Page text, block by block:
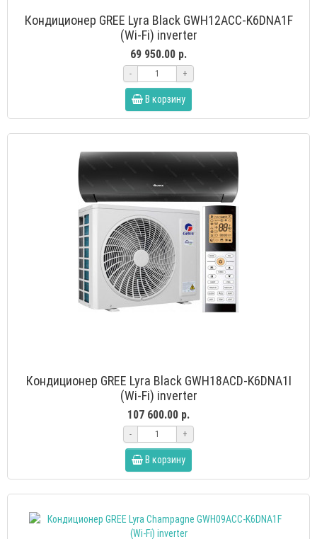
Кондиционер GREE Lyra Black GWH12ACC-K6DNA1F
(Wi-Fi) inverter
69 950.00 р.
- +
В корзину
Кондиционер GREE Lyra Black GWH18ACD-K6DNA1I
(Wi-Fi) inverter
107 600.00 р.
- +
В корзину